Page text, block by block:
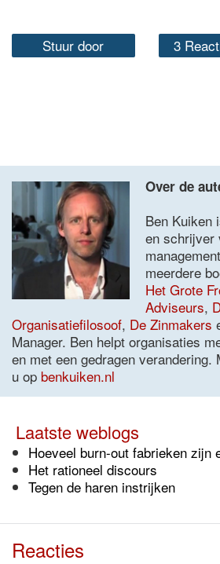
Stuur door 3
Over de
Ben Kuiken
en schrijver
meerdere
Het Grote
Adviseurs,
Organisatiefilosoof, De Zinmakers
Manager. Ben helpt organisaties
en met een gedragen verandering.
u op benkuiken.nl
Laatste weblogs
Hoeveel burn-out fabrieken zijn
Het rationeel discours
Tegen de haren instrijken
Reacties